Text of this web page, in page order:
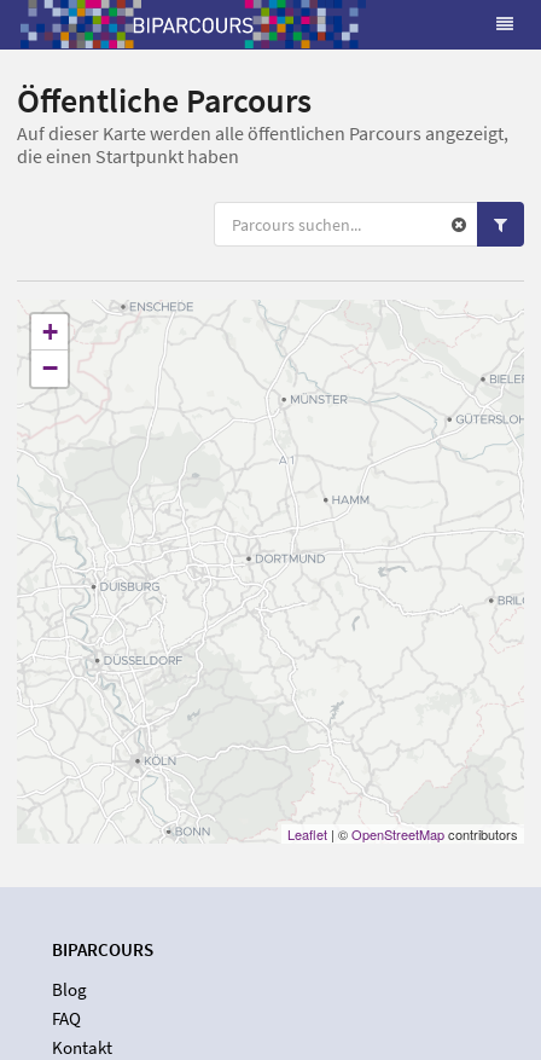
Öffentliche Parcours
Auf dieser Karte werden alle öffentlichen Parcours angezeigt,
die einen Startpunkt haben
+
−
Leaflet | ©OpenStreetMapcontributors
BIPARCOURS
Blog
FAQ
Kontakt